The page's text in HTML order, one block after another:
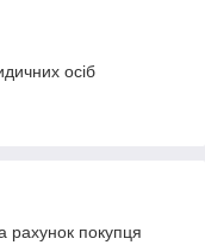
осіб
рахунок покупця